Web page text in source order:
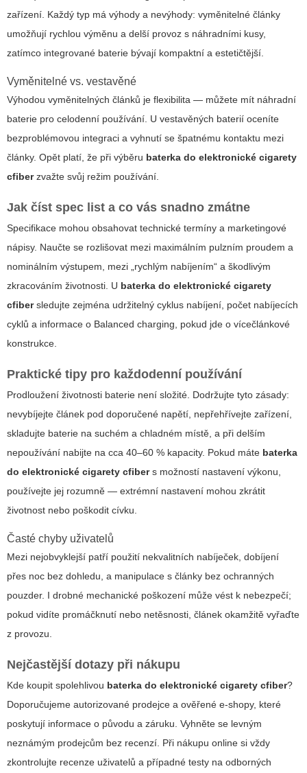
zařízení. Každý typ má výhody a nevýhody: vyměnitelné články
umožňují rychlou výměnu a delší provoz s náhradními kusy,
zatímco integrované baterie bývají kompaktní a estetičtější.
Vyměnitelné vs. vestavěné
Výhodou vyměnitelných článků je flexibilita — můžete mít náhradní
baterie pro celodenní používání. U vestavěných baterií oceníte
bezproblémovou integraci a vyhnutí se špatnému kontaktu mezi
články. Opět platí, že při výběru baterka do elektronické cigarety
cfiberzvažte svůj režim používání.
Jak číst spec list a co vás snadno zmátne
Specifikace mohou obsahovat technické termíny a marketingové
nápisy. Naučte se rozlišovat mezi maximálním pulzním proudem a
nominálním výstupem, mezi „rychlým nabíjením“ a škodlivým
zkracováním životnosti. U baterka do elektronické cigarety
cfibersledujte zejména udržitelný cyklus nabíjení, počet nabíjecích
cyklů a informace o Balanced charging, pokud jde o vícečlánkové
konstrukce.
Praktické tipy pro každodenní používání
Prodloužení životnosti baterie není složité. Dodržujte tyto zásady:
nevybíjejte článek pod doporučené napětí, nepřehřívejte zařízení,
skladujte baterie na suchém a chladném místě, a při delším
nepoužívání nabijte na cca 40–60 % kapacity. Pokud máte baterka
do elektronické cigarety cfibers možností nastavení výkonu,
používejte jej rozumně — extrémní nastavení mohou zkrátit
životnost nebo poškodit cívku.
Časté chyby uživatelů
Mezi nejobvyklejší patří použití nekvalitních nabíječek, dobíjení
přes noc bez dohledu, a manipulace s články bez ochranných
pouzder. I drobné mechanické poškození může vést k nebezpečí;
pokud vidíte promáčknutí nebo netěsnosti, článek okamžitě vyřaďte
z provozu.
Nejčastější dotazy při nákupu
Kde koupit spolehlivou baterka do elektronické cigarety cfiber?
Doporučujeme autorizované prodejce a ověřené e-shopy, které
poskytují informace o původu a záruku. Vyhněte se levným
neznámým prodejcům bez recenzí. Při nákupu online si vždy
zkontrolujte recenze uživatelů a případné testy na odborných